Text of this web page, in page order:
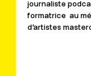
journaliste
formatrice au
d’artistes